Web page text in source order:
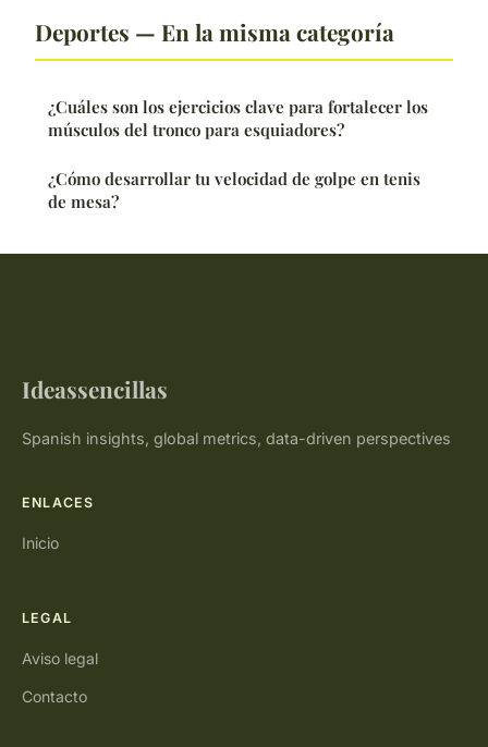
Deportes — En la misma categoría
¿Cuáles son los ejercicios clave para fortalecer los
músculos del tronco para esquiadores?
¿Cómo desarrollar tu velocidad de golpe en tenis
de mesa?
Ideassencillas
Spanish insights, global metrics, data-driven perspectives
ENLACES
Inicio
LEGAL
Aviso legal
Contacto